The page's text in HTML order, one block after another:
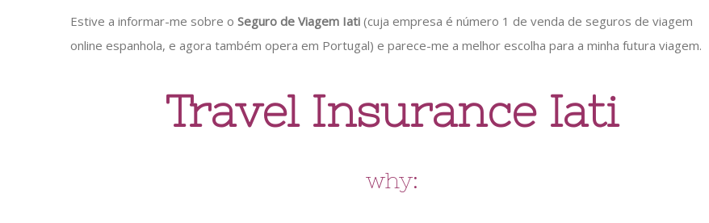
Estive a informar-me sobre o Seguro de Viagem Iati (cuja empresa é número 1 de venda de seguros de viagem
online espanhola, e agora também opera em Portugal) e parece-me a melhor escolha para a minha futura viagem.
Travel Insurance Iati
why: